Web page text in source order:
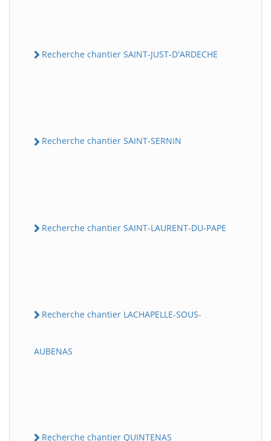
Recherche chantier SAINT-JUST-D'ARDECHE
Recherche chantier SAINT-SERNIN
Recherche chantier SAINT-LAURENT-DU-PAPE
Recherche chantier LACHAPELLE-SOUS-
AUBENAS
Recherche chantier QUINTENAS